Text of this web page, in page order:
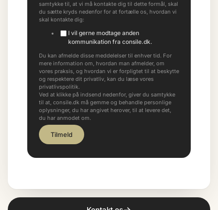
samtykke til, at vi må kontakte dig til dette formål, skal
du sætte kryds nedenfor for at fortælle os, hvordan vi
skal kontakte dig:
I vil gerne modtage anden
kommunikation fra consile.dk.
Du kan afmelde disse meddelelser til enhver tid. For
mere information om, hvordan man afmelder, om
vores praksis, og hvordan vi er forpligtet til at beskytte
og respektere dit privatliv, kan du læse vores
privatlivspolitik.
Ved at klikke på indsend nedenfor, giver du samtykke
til at, consile.dk må gemme og behandle personlige
oplysninger, du har angivet herover, til at levere det,
du har anmodet om.